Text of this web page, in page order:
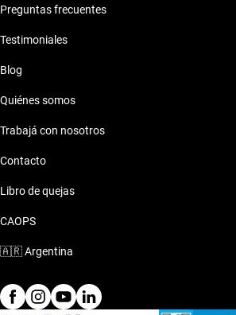
Preguntas frecuentes
Testimoniales
Blog
Quiénes somos
Trabajá con nosotros
Contacto
Libro de quejas
CAOPS
🇦🇷Argentina